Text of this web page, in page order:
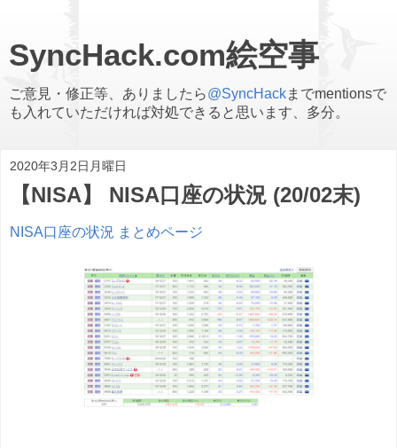
SyncHack.com絵空事
ご意見・修正等、ありましたら@SyncHackまでmentionsで
も入れていただければ対処できると思います、多分。
2020年3月2日月曜日
【NISA】 NISA口座の状況 (20/02末)
NISA口座の状況 まとめページ